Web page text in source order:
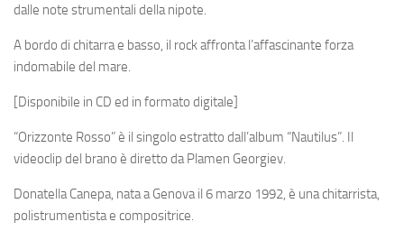
dalle note strumentali della nipote.
A bordo di chitarra e basso, il rock affronta l’affascinante forza
indomabile del mare.
[Disponibile in CD ed in formato digitale]
“Orizzonte Rosso” è il singolo estratto dall’album “Nautilus”. Il
videoclip del brano è diretto da Plamen Georgiev.
Donatella Canepa, nata a Genova il 6 marzo 1992, è una chitarrista,
polistrumentista e compositrice.